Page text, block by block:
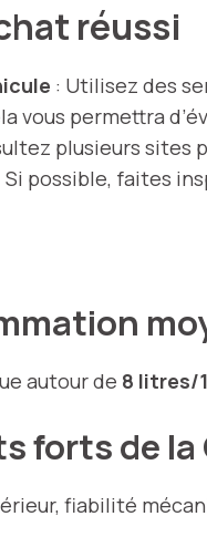
réussi
: Utilisez des
vous permettra
plusieurs sites
Si possible, faites
autour de 8 litres/
forts de la
fiabilité